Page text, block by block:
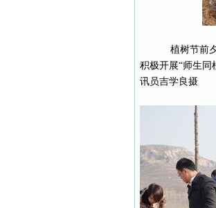
植树节前夕
积极开展“师生
讯员吉学良摄